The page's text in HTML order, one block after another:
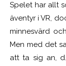
Spelet har allt
äventyr i VR,
minnesvärd
Men med det
att ta sig an,